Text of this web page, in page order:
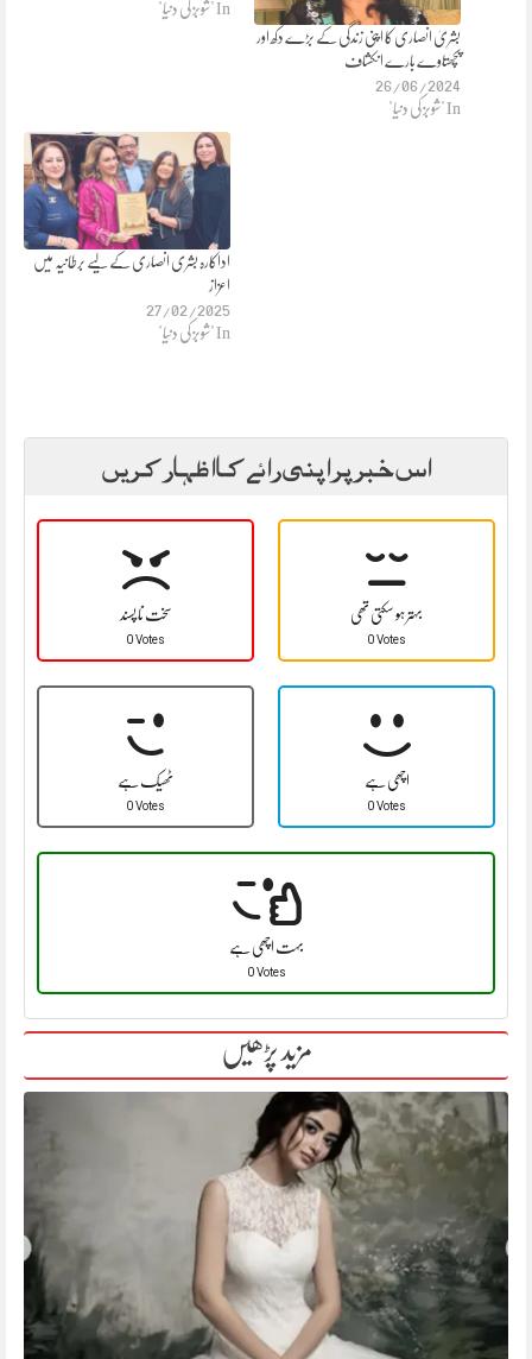
In "شوبز کی دنیا"
بشریٰ انصاری کا اپنی زندگی کے بڑے دکھ اور
پچھتاوے بارے انکشاف
26/06/2024
In "شوبز کی دنیا"
اداکارہ بشری انصاری کے لیے برطانیہ میں
اعزاز
27/02/2025
In "شوبز کی دنیا"
اس خبر پر اپنی رائے کا اظہار کریں
سخت نا پسند
0 Votes
بہتر ہو سکتی تھی
0 Votes
ٹھیک ہے
0 Votes
اچھی ہے
0 Votes
بہت اچھی ہے
0 Votes
مزید پڑھیں